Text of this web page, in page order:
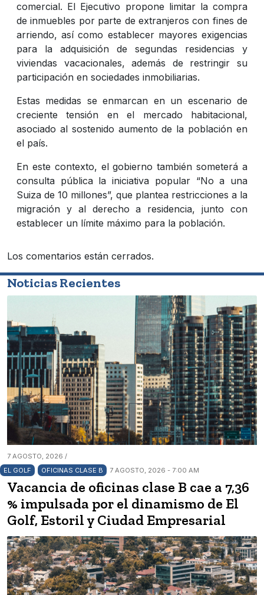
comercial. El Ejecutivo propone limitar la compra
de inmuebles por parte de extranjeros con fines de
arriendo, así como establecer mayores exigencias
para la adquisición de segundas residencias y
viviendas vacacionales, además de restringir su
participación en sociedades inmobiliarias.
Estas medidas se enmarcan en un escenario de
creciente tensión en el mercado habitacional,
asociado al sostenido aumento de la población en
el país.
En este contexto, el gobierno también someterá a
consulta pública la iniciativa popular “No a una
Suiza de 10 millones”, que plantea restricciones a la
migración y al derecho a residencia, junto con
establecer un límite máximo para la población.
Los comentarios están cerrados.
Noticias Recientes
7 AGOSTO, 2026 /
EL GOLF
OFICINAS CLASE B 7 AGOSTO, 2026 - 7:00 AM
Vacancia de oficinas clase B cae a 7,36
% impulsada por el dinamismo de El
Golf, Estoril y Ciudad Empresarial